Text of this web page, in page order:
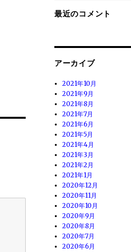
最近のコメント
アーカイブ
2021年10月
2021年9月
2021年8月
2021年7月
2021年6月
2021年5月
2021年4月
2021年3月
2021年2月
2021年1月
2020年12月
2020年11月
2020年10月
2020年9月
2020年8月
2020年7月
2020年6月